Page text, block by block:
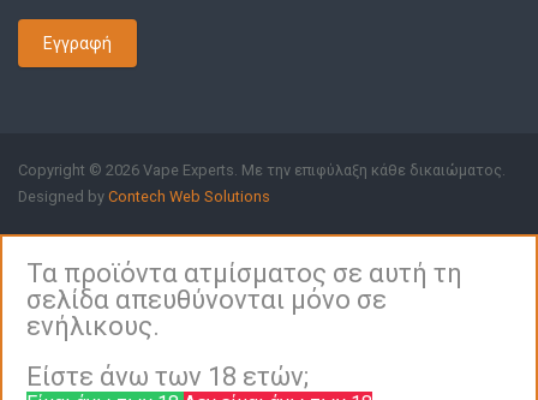
Εγγραφή
Copyright © 2026 Vape Experts. Με την επιφύλαξη κάθε δικαιώματος.
Designed by Contech Web Solutions
Τα προϊόντα ατμίσματος σε αυτή τη
σελίδα απευθύνονται μόνο σε
ενήλικους.
Είστε άνω των 18 ετών;